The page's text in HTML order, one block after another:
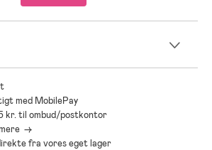
med MobilePay
kr. til ombud/postkontor
->
fra vores eget lager